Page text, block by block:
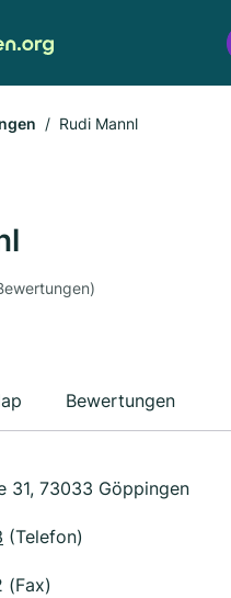
Rudi Mannl
Bewertungen
31, 73033 Göppingen
(Telefon)
(Fax)